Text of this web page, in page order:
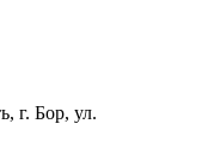
г. Бор, ул.